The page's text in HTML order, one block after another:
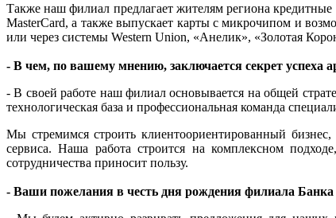
Также наш филиал предлагает жителям региона
MasterCard, а также выпускает карты с микрочипом и
или через системы Western Union, «Анелик», «Золотая
- В чем, по вашему мнению, заключается секрет успеха
- В своей работе наш филиал основывается на общей
технологическая база и профессиональная команда
Мы стремимся строить клиентоориентированный
сервиса. Наша работа строится на комплексном
сотрудничества приносит пользу.
- Ваши пожелания в честь дня рождения филиала